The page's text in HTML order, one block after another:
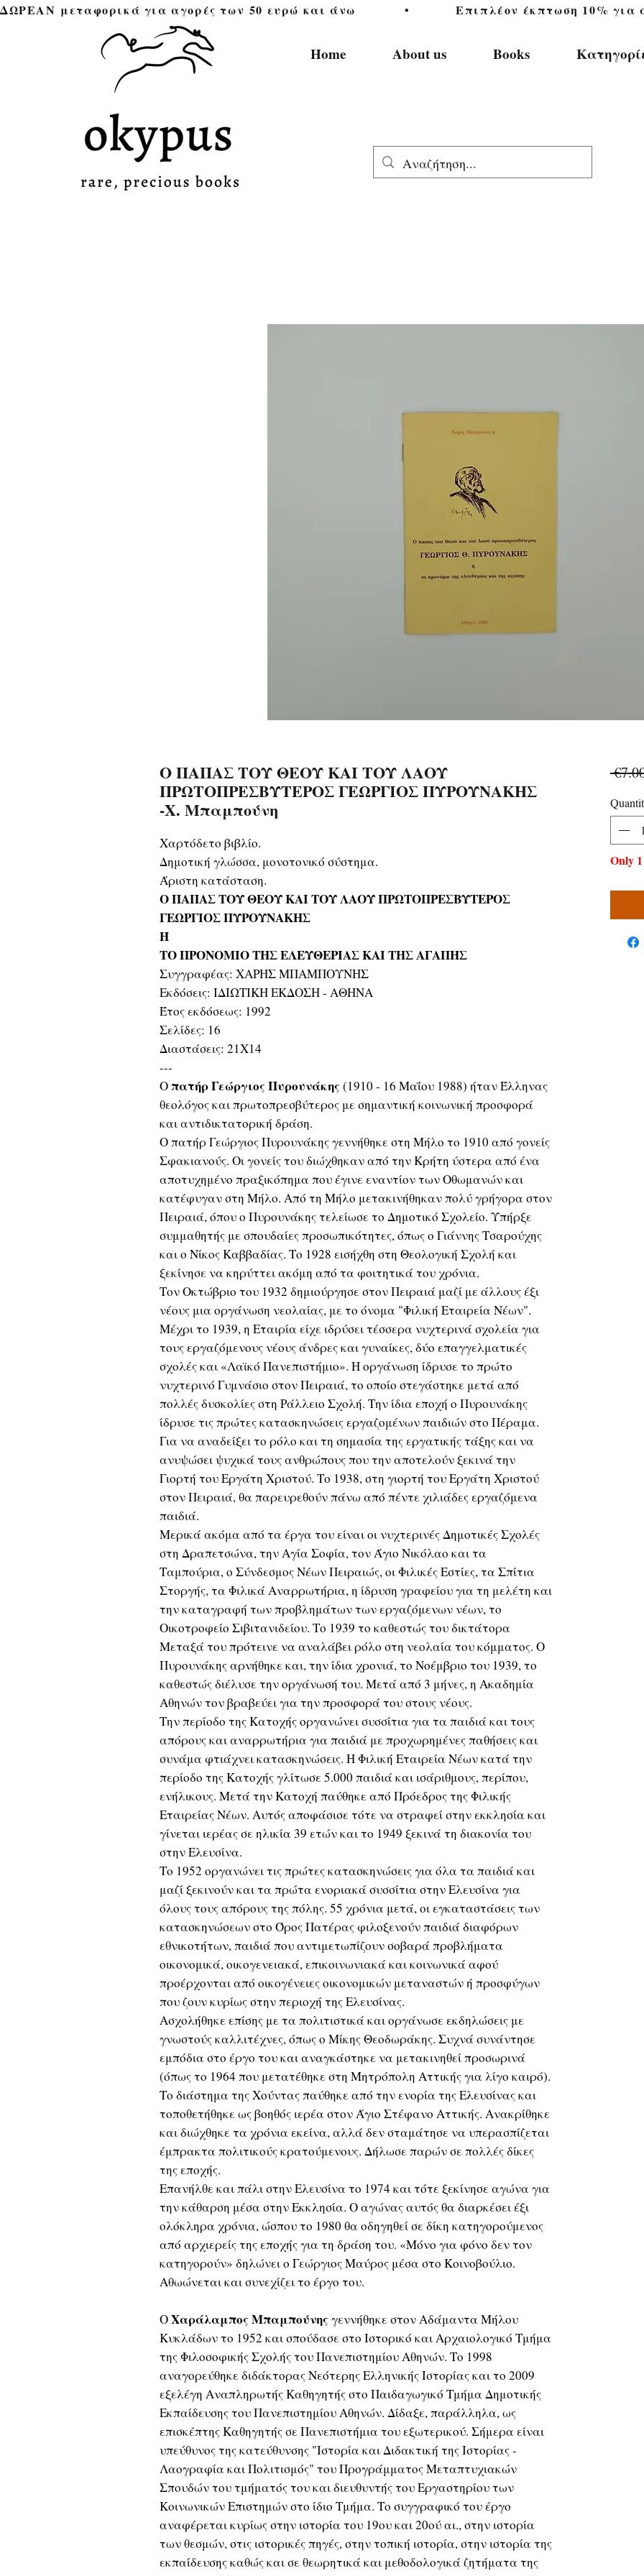
ΔΩΡΕΑΝ μεταφορικά για αγορές των 50 ευρώ και άνω            •           Επιπλέον έκπτωση 10%
Home About us Books
Ο ΠΑΠΑΣ ΤΟΥ ΘΕΟΥ ΚΑΙ ΤΟΥ ΛΑΟΥ
ΠΡΩΤΟΠΡΕΣΒΥΤΕΡΟΣ ΓΕΩΡΓΙΟΣ ΠΥΡΟΥΝΑΚΗΣ
-Χ. Μπαμπούνη
Χαρτόδετο βιβλίο.
Δημοτική γλώσσα, μονοτονικό σύστημα.
Άριστη κατάσταση.
Ο ΠΑΠΑΣ ΤΟΥ ΘΕΟΥ ΚΑΙ ΤΟΥ ΛΑΟΥ ΠΡΩΤΟΠΡΕΣΒΥΤΕΡΟΣ
ΓΕΩΡΓΙΟΣ ΠΥΡΟΥΝΑΚΗΣ
Ή
ΤΟ ΠΡΟΝΟΜΙΟ ΤΗΣ ΕΛΕΥΘΕΡΙΑΣ ΚΑΙ ΤΗΣ ΑΓΑΠΗΣ
Συγγραφέας: ΧΑΡΗΣ ΜΠΑΜΠΟΥΝΗΣ
Εκδόσεις: ΙΔΙΩΤΙΚΗ ΕΚΔΟΣΗ - ΑΘΗΝΑ
Έτος εκδόσεως: 1992
Σελίδες: 16
Διαστάσεις: 21Χ14
---
Οπατήρ Γεώργιος Πυρουνάκης (1910 - 16 Μαΐου 1988) ήταν Έλληνας
θεολόγος και πρωτοπρεσβύτερος με σημαντική κοινωνική προσφορά
και αντιδικτατορική δράση.
Ο πατήρ Γεώργιος Πυρουνάκης γεννήθηκε στη Μήλο το 1910 από γονείς
Σφακιανούς. Οι γονείς του διώχθηκαν από την Κρήτη ύστερα από ένα
αποτυχημένο πραξικόπημα που έγινε εναντίον των Οθωμανών και
κατέφυγαν στη Μήλο. Από τη Μήλο μετακινήθηκαν πολύ γρήγορα στον
Πειραιά, όπου ο Πυρουνάκης τελείωσε το Δημοτικό Σχολείο. Υπήρξε
συμμαθητής με σπουδαίες προσωπικότητες, όπως ο Γιάννης Τσαρούχης
και ο Νίκος Καββαδίας. Το 1928 εισήχθη στη Θεολογική Σχολή και
ξεκίνησε να κηρύττει ακόμη από τα φοιτητικά του χρόνια.
Τον Οκτώβριο του 1932 δημιούργησε στον Πειραιά μαζί με άλλους έξι
νέους μια οργάνωση νεολαίας, με το όνομα "Φιλική Εταιρεία Νέων".
Μέχρι το 1939, η Εταιρία είχε ιδρύσει τέσσερα νυχτερινά σχολεία για
τους εργαζόμενους νέους άνδρες και γυναίκες, δύο επαγγελματικές
σχολές και «Λαϊκό Πανεπιστήμιο». Η οργάνωση ίδρυσε το πρώτο
νυχτερινό Γυμνάσιο στον Πειραιά, το οποίο στεγάστηκε μετά από
πολλές δυσκολίες στη Ράλλειο Σχολή. Την ίδια εποχή ο Πυρουνάκης
ίδρυσε τις πρώτες κατασκηνώσεις εργαζομένων παιδιών στο Πέραμα.
Για να αναδείξει το ρόλο και τη σημασία της εργατικής τάξης και να
ανυψώσει ψυχικά τους ανθρώπους που την αποτελούν ξεκινά την
Γιορτή του Εργάτη Χριστού. Το 1938, στη γιορτή του Εργάτη Χριστού
στον Πειραιά, θα παρευρεθούν πάνω από πέντε χιλιάδες εργαζόμενα
παιδιά.
Μερικά ακόμα από τα έργα του είναι οι νυχτερινές Δημοτικές Σχολές
στη Δραπετσώνα, την Αγία Σοφία, τον Άγιο Νικόλαο και τα
Ταμπούρια, ο Σύνδεσμος Νέων Πειραιώς, οι Φιλικές Εστίες, τα Σπίτια
Στοργής, τα Φιλικά Αναρρωτήρια, η ίδρυση γραφείου για τη μελέτη και
την καταγραφή των προβλημάτων των εργαζόμενων νέων, το
Οικοτροφείο Σιβιτανιδείου. Το 1939 το καθεστώς του δικτάτορα
Μεταξά του πρότεινε να αναλάβει ρόλο στη νεολαία του κόμματος. Ο
Πυρουνάκης αρνήθηκε και, την ίδια χρονιά, το Νοέμβριο του 1939, το
καθεστώς διέλυσε την οργάνωσή του. Μετά από 3 μήνες, η Ακαδημία
Αθηνών τον βραβεύει για την προσφορά του στους νέους.
Την περίοδο της Κατοχής οργανώνει συσσίτια για τα παιδιά και τους
απόρους και αναρρωτήρια για παιδιά με προχωρημένες παθήσεις και
συνάμα φτιάχνει κατασκηνώσεις. Η Φιλική Εταιρεία Νέων κατά την
περίοδο της Κατοχής γλίτωσε 5.000 παιδιά και ισάριθμους, περίπου,
ενήλικους. Μετά την Κατοχή παύθηκε από Πρόεδρος της Φιλικής
Εταιρείας Νέων. Αυτός αποφάσισε τότε να στραφεί στην εκκλησία και
γίνεται ιερέας σε ηλικία 39 ετών και το 1949 ξεκινά τη διακονία του
στην Ελευσίνα.
Το 1952 οργανώνει τις πρώτες κατασκηνώσεις για όλα τα παιδιά και
μαζί ξεκινούν και τα πρώτα ενοριακά συσσίτια στην Ελευσίνα για
όλους τους απόρους της πόλης. 55 χρόνια μετά, οι εγκαταστάσεις των
κατασκηνώσεων στο Όρος Πατέρας φιλοξενούν παιδιά διαφόρων
εθνικοτήτων, παιδιά που αντιμετωπίζουν σοβαρά προβλήματα
οικονομικά, οικογενειακά, επικοινωνιακά και κοινωνικά αφού
προέρχονται από οικογένειες οικονομικών μεταναστών ή προσφύγων
που ζουν κυρίως στην περιοχή της Ελευσίνας.
Ασχολήθηκε επίσης με τα πολιτιστικά και οργάνωσε εκδηλώσεις με
γνωστούς καλλιτέχνες, όπως ο Μίκης Θεοδωράκης. Συχνά συνάντησε
εμπόδια στο έργο του και αναγκάστηκε να μετακινηθεί προσωρινά
(όπως το 1964 που μετατέθηκε στη Μητρόπολη Αττικής για λίγο καιρό).
Το διάστημα της Χούντας παύθηκε από την ενορία της Ελευσίνας και
τοποθετήθηκε ως βοηθός ιερέα στον Άγιο Στέφανο Αττικής. Ανακρίθηκε
και διώχθηκε τα χρόνια εκείνα, αλλά δεν σταμάτησε να υπερασπίζεται
έμπρακτα πολιτικούς κρατούμενους. Δήλωσε παρών σε πολλές δίκες
της εποχής.
Επανήλθε και πάλι στην Ελευσίνα το 1974 και τότε ξεκίνησε αγώνα για
την κάθαρση μέσα στην Εκκλησία. Ο αγώνας αυτός θα διαρκέσει έξι
ολόκληρα χρόνια, ώσπου το 1980 θα οδηγηθεί σε δίκη κατηγορούμενος
από αρχιερείς της εποχής για τη δράση του. «Μόνο για φόνο δεν τον
κατηγορούν» δηλώνει ο Γεώργιος Μαύρος μέσα στο Κοινοβούλιο.
Αθωώνεται και συνεχίζει το έργο του.
ΟΧαράλαμπος Μπαμπούνης γεννήθηκε στον Αδάμαντα Μήλου
Κυκλάδων το 1952 και σπούδασε στο Ιστορικό και Αρχαιολογικό Τμήμα
της Φιλοσοφικής Σχολής του Πανεπιστημίου Αθηνών. Το 1998
αναγορεύθηκε διδάκτορας Νεότερης Ελληνικής Ιστορίας και το 2009
εξελέγη Αναπληρωτής Καθηγητής στο Παιδαγωγικό Τμήμα Δημοτικής
Εκπαίδευσης του Πανεπιστημίου Αθηνών. Δίδαξε, παράλληλα, ως
επισκέπτης Καθηγητής σε Πανεπιστήμια του εξωτερικού. Σήμερα είναι
υπεύθυνος της κατεύθυνσης "Ιστορία και Διδακτική της Ιστορίας -
Λαογραφία και Πολιτισμός" του Προγράμματος Μεταπτυχιακών
Σπουδών του τμήματός του και διευθυντής του Εργαστηρίου των
Κοινωνικών Επιστημών στο ίδιο Τμήμα. Το συγγραφικό του έργο
αναφέρεται κυρίως στην ιστορία του 19ου και 20ού αι., στην ιστορία
των θεσμών, στις ιστορικές πηγές, στην τοπική ιστορία, στην ιστορία της
εκπαίδευσης καθώς και σε θεωρητικά και μεθοδολογικά ζητήματα της
Only